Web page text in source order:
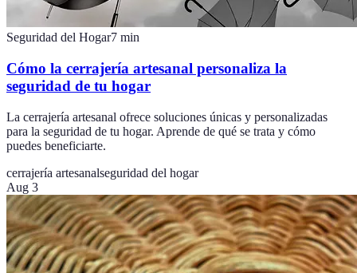
Seguridad del Hogar7 min
Cómo la cerrajería artesanal personaliza la
seguridad de tu hogar
La cerrajería artesanal ofrece soluciones únicas y personalizadas
para la seguridad de tu hogar. Aprende de qué se trata y cómo
puedes beneficiarte.
cerrajería artesanalseguridad del hogar
Aug 3